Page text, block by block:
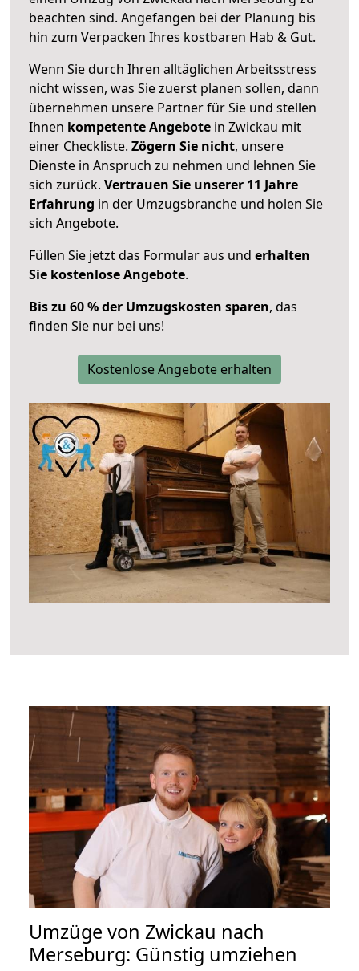
beachten sind. Angefangen bei der Planung bis
hin zum Verpacken Ihres kostbaren Hab & Gut.
Wenn Sie durch Ihren alltäglichen Arbeitsstress
nicht wissen, was Sie zuerst planen sollen, dann
übernehmen unsere Partner für Sie und stellen
Ihnen kompetente Angebote in Zwickau mit
einer Checkliste. Zögern Sie nicht, unsere
Dienste in Anspruch zu nehmen und lehnen Sie
sich zurück. Vertrauen Sie unserer 11 Jahre
Erfahrung in der Umzugsbranche und holen Sie
sich Angebote.
Füllen Sie jetzt das Formular aus und erhalten
Sie kostenlose Angebote.
Bis zu 60 % der Umzugskosten sparen, das
finden Sie nur bei uns!
Kostenlose Angebote erhalten
Umzüge von Zwickau nach
Merseburg: Günstig umziehen